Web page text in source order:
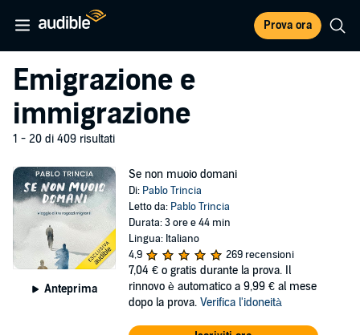
Prova ora
Emigrazione e
immigrazione
1 - 20 di 409 risultati
Anteprima
Se non muoio domani
Di: Pablo Trincia
Letto da: Pablo Trincia
Durata: 3 ore e 44 min
Lingua: Italiano
4,9
269 recensioni
7,04 € o gratis durante la prova. Il
rinnovo è automatico a 9,99 € al mese
dopo la prova. Verifica l'idoneità